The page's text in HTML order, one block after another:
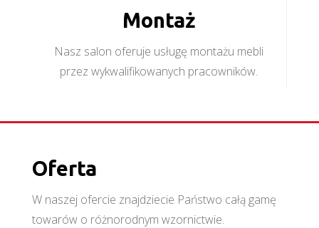
Montaż
Nasz salon oferuje usługę montażu mebli
przez wykwalifikowanych pracowników.
Oferta
W naszej ofercie znajdziecie Państwo całą gamę
towarów o różnorodnym wzornictwie.